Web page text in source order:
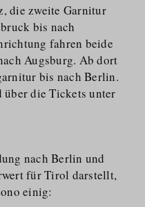
die zweite Garnitur
bis nach
fahren beide
Augsburg. Ab dort
bis nach Berlin.
die Tickets unter
nach Berlin und
für Tirol darstellt,
einig: